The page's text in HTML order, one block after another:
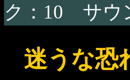
ク：10 サウ
迷うな